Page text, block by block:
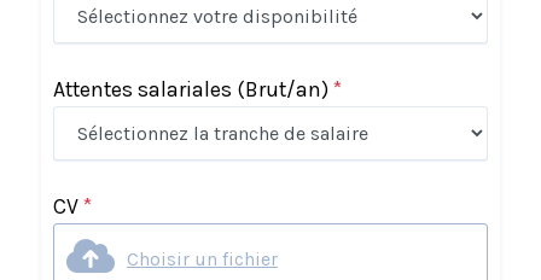
Attentes salariales (Brut/an) *
CV *
Choisir un fichier